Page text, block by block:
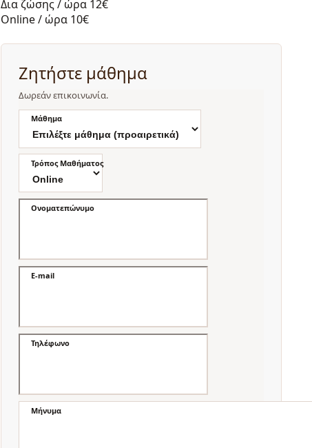
Δια ζώσης / ώρα 12€
Online / ώρα 10€
Ζητήστε μάθημα
Δωρεάν επικοινωνία.
Μάθημα
Τρόπος Μαθήματος
Ονοματεπώνυμο
E-mail
Τηλέφωνο
Μήνυμα